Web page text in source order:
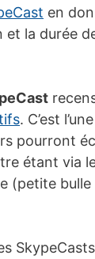
en
et la durée
. C’est
pourront
étant via
(petite bulle